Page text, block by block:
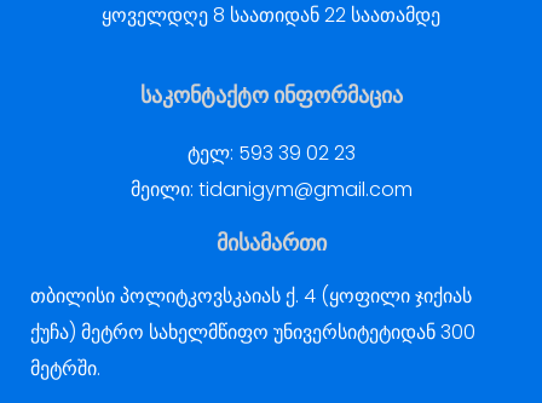
ყოველდღე 8 საათიდან 22 საათამდე
საკონტაქტო ინფორმაცია
ტელ: 593 39 02 23
მეილი: tidanigym@gmail.com
მისამართი
თბილისი პოლიტკოვსკაიას ქ. 4 (ყოფილი ჯიქიას
ქუჩა) მეტრო სახელმწიფო უნივერსიტეტიდან 300
მეტრში.